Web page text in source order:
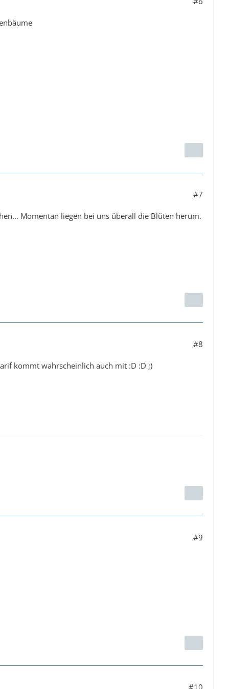
#7
Momentan liegen bei uns überall die Blüten herum.
#8
kommt wahrscheinlich auch mit :D :D ;)
#9
#10